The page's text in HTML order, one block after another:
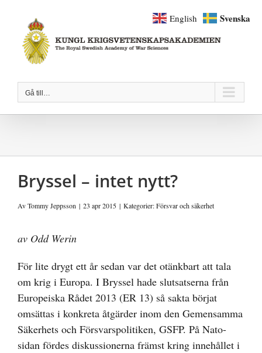
innehållet
Gå till…
Bryssel – intet nytt?
AvTommy Jeppsson | 23 apr 2015 | Kategorier:Försvar och säkerhet
av Odd Werin
För lite drygt ett år sedan var det otänkbart att tala
om krig i Europa. I Bryssel hade slutsatserna från
Europeiska Rådet 2013 (ER 13) så sakta börjat
omsättas i konkreta åtgärder inom den Gemensamma
Säkerhets och Försvarspolitiken, GSFP. På Nato-
sidan fördes diskussionerna främst kring innehållet i
English Svenska